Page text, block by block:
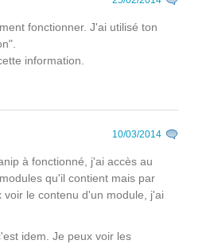
fonctionner. J'ai utilisé ton
information.
10/03/2014
à fonctionné, j'ai accès au
qu'il contient mais par
voir le contenu d'un module, j'ai
idem. Je peux voir les